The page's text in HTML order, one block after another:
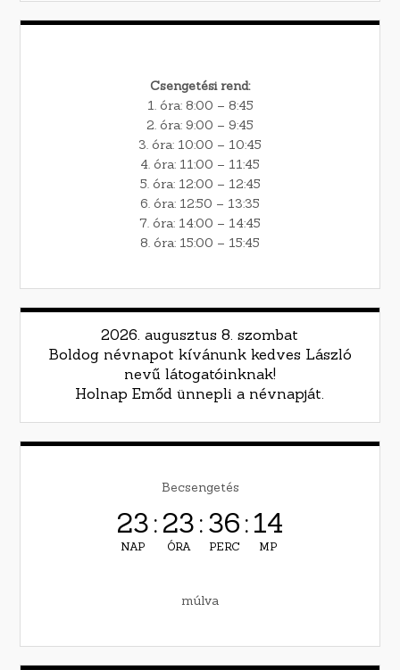
Csengetési rend:
1. óra: 8:00 – 8:45
2. óra: 9:00 – 9:45
3. óra: 10:00 – 10:45
4. óra: 11:00 – 11:45
5. óra: 12:00 – 12:45
6. óra: 12:50 – 13:35
7. óra: 14:00 – 14:45
8. óra: 15:00 – 15:45
2026. augusztus 8. szombat
Boldog névnapot kívánunk kedves László
nevű látogatóinknak!
Holnap Emőd ünnepli a névnapját.
Becsengetés
23
NAP
:23
ÓRA
:36
PERC
:13
MP
múlva